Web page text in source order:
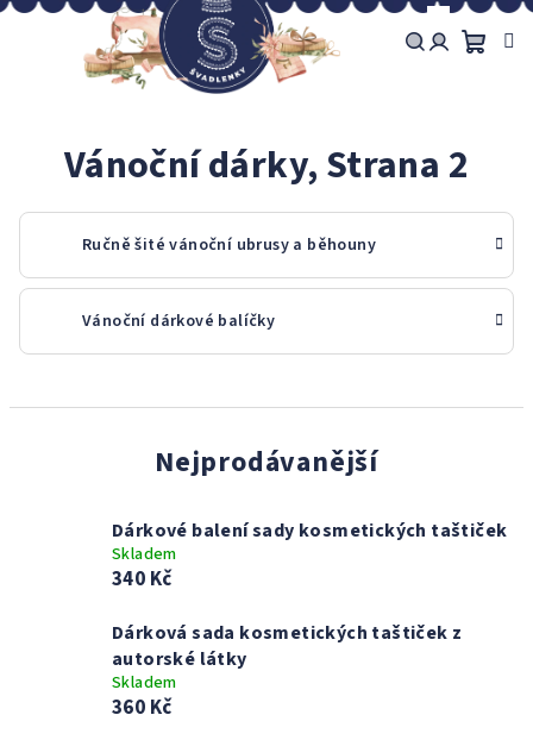
Přejít
Vánoční dárky, Strana 2
Ručně šité vánoční ubrusy a běhouny
Vánoční dárkové balíčky
Nejprodávanější
Dárkové balení sady kosmetických taštiček
Skladem
340 Kč
Dárková sada kosmetických taštiček z
autorské látky
Skladem
360 Kč